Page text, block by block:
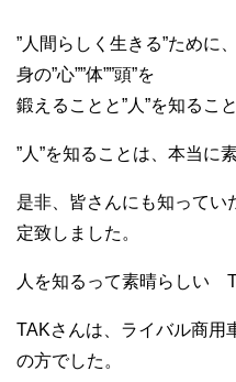
”人間らしく生きる”ために
身の”心””体””頭”を
鍛えることと”人”を知るこ
”人”を知ることは、本当に
是非、皆さんにも知ってい
定致しました。
人を知るって素晴らしい
TAKさんは、ライバル商用
の方でした。